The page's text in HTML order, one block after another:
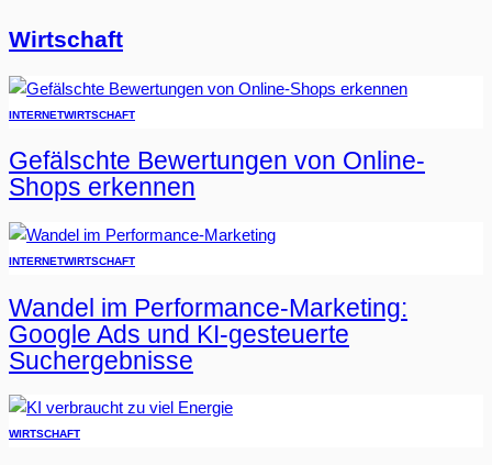
Wirtschaft
INTERNETWIRTSCHAFT
Gefälschte Bewertungen von Online-
Shops erkennen
INTERNETWIRTSCHAFT
Wandel im Performance-Marketing:
Google Ads und KI-gesteuerte
Suchergebnisse
WIRTSCHAFT